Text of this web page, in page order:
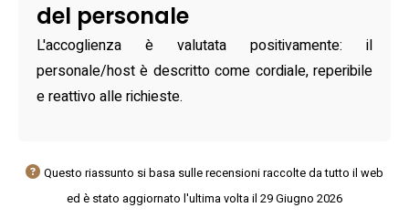
del personale
L'accoglienza è valutata positivamente: il
personale/host è descritto come cordiale, reperibile
e reattivo alle richieste.
Questo riassunto si basa sulle recensioni raccolte da tutto il web
ed è stato aggiornato l'ultima volta il 29 Giugno 2026